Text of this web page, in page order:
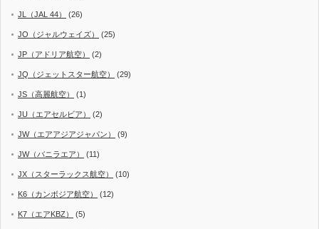
JL（JAL 44） (26)
JO（ジャルウェイズ） (25)
JP（アドリア航空） (2)
JQ（ジェットスター航空） (29)
JS（高麗航空） (1)
JU（エアセルビア） (2)
JW（エアアジアジャパン） (9)
JW（バニラエア） (11)
JX（スターラックス航空） (10)
K6（カンボジア航空） (12)
K7（エアKBZ） (5)